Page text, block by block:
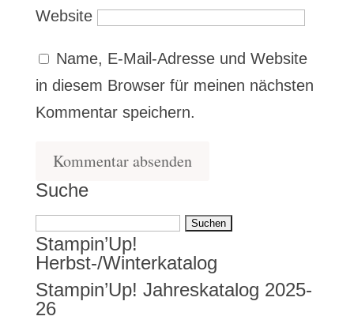
Website
Name, E-Mail-Adresse und Website
in diesem Browser für meinen nächsten
Kommentar speichern.
Suche
Suchen
nach:
Stampin’Up!
Herbst-/Winterkatalog
Stampin’Up! Jahreskatalog 2025-
26